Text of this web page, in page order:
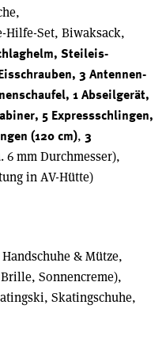
Hilfe-Set, Biwaksack,
Steileis-
3 Antennen-
1 Abseilgerät,
5 Expressschlingen,
(120 cm), 3
6 mm Durchmesser),
in AV-Hütte)
& Mütze,
Sonnencreme),
Skatingschuhe,